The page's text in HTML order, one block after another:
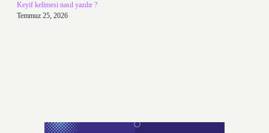
Keyif kelimesi nasıl yazılır ?
Temmuz 25, 2026